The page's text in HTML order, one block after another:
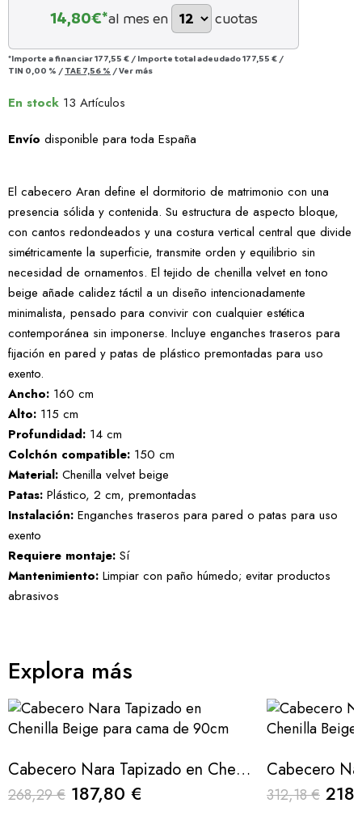
14,80€*al mes en cuotas
*Importe a financiar177,55 € / Importe total adeudado177,55 € /
TIN 0,00 % / TAE 7,56 % /Ver más
En stock 13 Artículos
Envío disponible para toda España
El cabecero Aran define el dormitorio de matrimonio con una
presencia sólida y contenida. Su estructura de aspecto bloque,
con cantos redondeados y una costura vertical central que divide
simétricamente la superficie, transmite orden y equilibrio sin
necesidad de ornamentos. El tejido de chenilla velvet en tono
beige añade calidez táctil a un diseño intencionadamente
minimalista, pensado para convivir con cualquier estética
contemporánea sin imponerse. Incluye enganches traseros para
fijación en pared y patas de plástico premontadas para uso
exento.
Ancho: 160 cm
Alto: 115 cm
Profundidad: 14 cm
Colchón compatible: 150 cm
Material: Chenilla velvet beige
Patas: Plástico, 2 cm, premontadas
Instalación: Enganches traseros para pared o patas para uso
exento
Requiere montaje: Sí
Mantenimiento: Limpiar con paño húmedo; evitar productos
abrasivos
Explora más
Cabecero Nara Tapizado en Chenilla Beige para cama de 90cm
268,29 € 187,80 € 312,18 €